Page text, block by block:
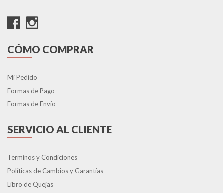
CÓMO COMPRAR
Mi Pedido
Formas de Pago
Formas de Envío
SERVICIO AL CLIENTE
Terminos y Condiciones
Políticas de Cambios y Garantías
Libro de Quejas